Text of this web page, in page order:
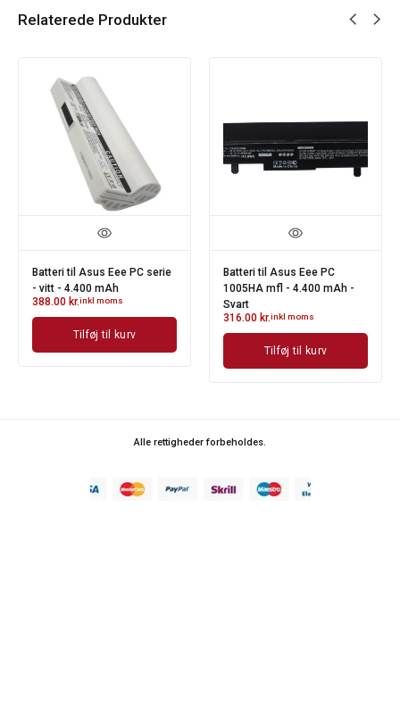
Relaterede Produkter
Batteri til Asus Eee PC serie
- vitt - 4.400 mAh
388.00 kr.inkl moms
Tilføj til kurv
Batteri til Asus Eee PC
1005HA mfl - 4.400 mAh -
Svart
316.00 kr.inkl moms
Tilføj til kurv
Alle rettigheder forbeholdes.